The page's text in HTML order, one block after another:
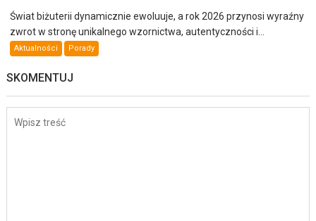
Świat biżuterii dynamicznie ewoluuje, a rok 2026 przynosi wyraźny
zwrot w stronę unikalnego wzornictwa, autentyczności i...
Aktualności Porady
SKOMENTUJ